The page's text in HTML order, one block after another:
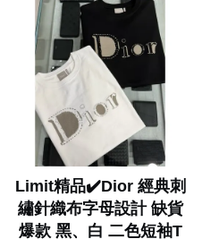
Limit精品✔️Dior 經典刺
繡針織布字母設計 缺貨
爆款 黑、白 二色短袖T